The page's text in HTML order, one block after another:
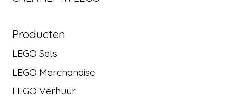
Producten
LEGO Sets
LEGO Merchandise
LEGO Verhuur